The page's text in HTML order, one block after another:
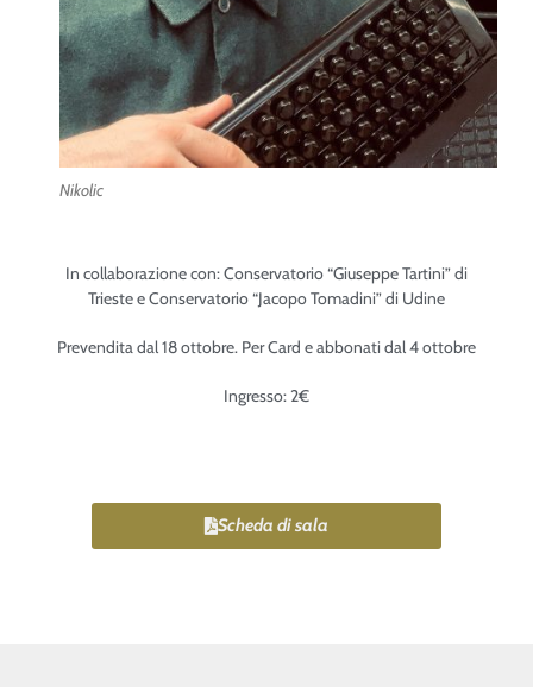
In collaborazione con: Conservatorio “Giuseppe Tartini” di
Trieste e Conservatorio “Jacopo Tomadini” di Udine
Prevendita dal 18 ottobre. Per Card e abbonati dal 4 ottobre
Ingresso: 2€
Scheda di sala
Nikolic